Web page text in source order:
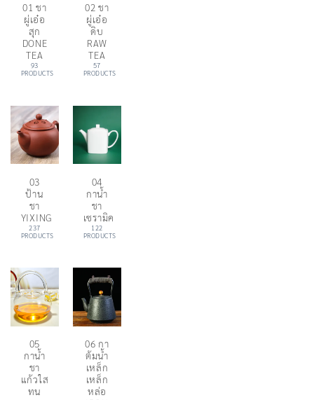
01 ชา
ผู่เอ๋อ
สุก
DONE
TEA
93
PRODUCTS
02 ชา
ผู่เอ๋อ
ดิบ
RAW
TEA
57
PRODUCTS
03
ป้าน
ชา
YIXING
237
PRODUCTS
04
กาน้ำ
ชา
เซรามิค
122
PRODUCTS
05
กาน้ำ
ชา
แก้วใส
ทน
06 กา
ต้มน้ำ
เหล็ก
เหล็ก
หล่อ